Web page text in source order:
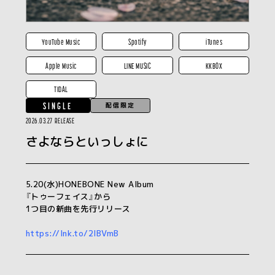
YouTube Music Spotify iTunes
Apple Music LINE MUSIC KKBOX
TIDAL
SINGLE 配信限定
2026.03.27 RELEASE
さよならといっしょに
5.20(水)HONEBONE New Album
『トゥーフェイス』から
1つ目の新曲を先行リリース
https://lnk.to/2IBVmB